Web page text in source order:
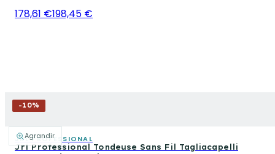
Agrandir
178,61 €198,45 €
-10%
JRL PROFESSIONAL
Jrl Professional Tondeuse Sans Fil Tagliacapelli